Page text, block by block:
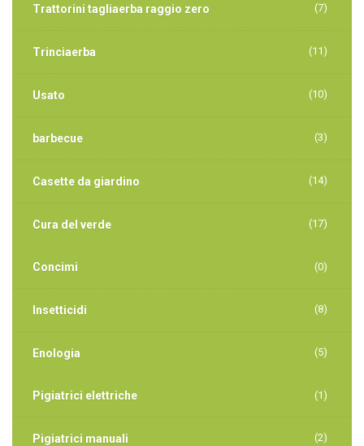
Trattorini tagliaerba raggio zero (7)
Trinciaerba (11)
Usato (10)
barbecue (3)
Casette da giardino (14)
Cura del verde (17)
Concimi (0)
Insetticidi (8)
Enologia (5)
Pigiatrici elettriche (1)
Pigiatrici manuali (2)